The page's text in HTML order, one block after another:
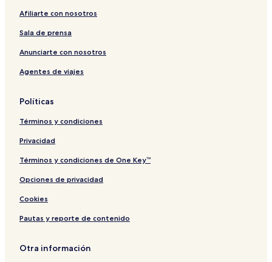
Afiliarte con nosotros
Sala de prensa
Anunciarte con nosotros
Agentes de viajes
Políticas
Términos y condiciones
Privacidad
Términos y condiciones de One Key™
Opciones de privacidad
Cookies
Pautas y reporte de contenido
Otra información